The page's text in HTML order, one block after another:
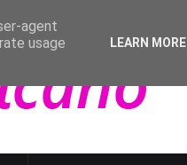
agent
usage
LEARN MORE